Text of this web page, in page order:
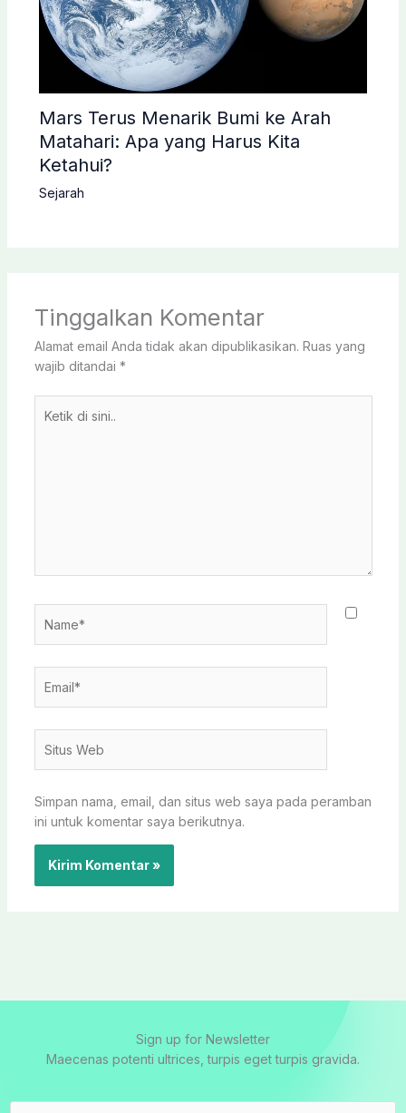
Mars Terus Menarik Bumi ke Arah
Matahari: Apa yang Harus Kita
Ketahui?
Sejarah
Tinggalkan Komentar
Alamat email Anda tidak akan dipublikasikan. Ruas yang
wajib ditandai *
Web
Simpan nama, email, dan situs web saya pada peramban
ini untuk komentar saya berikutnya.
Sign up for Newsletter
Maecenas potenti ultrices, turpis eget turpis gravida.